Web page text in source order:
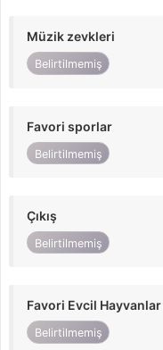
Müzik zevkleri
Belirtilmemiş
Favori sporlar
Belirtilmemiş
Çıkış
Belirtilmemiş
Favori Evcil Hayvanlar
Belirtilmemiş